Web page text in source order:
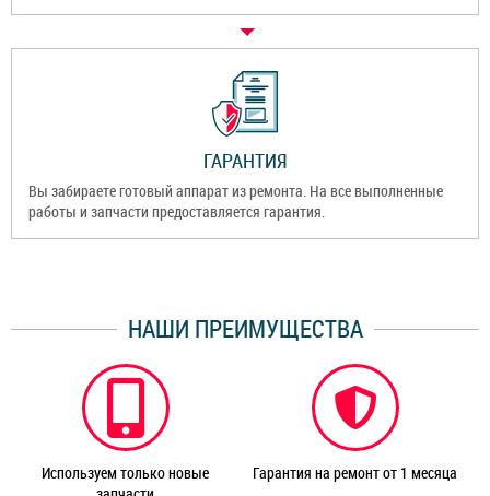
ГАРАНТИЯ
Вы забираете готовый аппарат из ремонта. На все выполненные
работы и запчасти предоставляется гарантия.
НАШИ ПРЕИМУЩЕСТВА
Используем только новые
Гарантия на ремонт от 1 месяца